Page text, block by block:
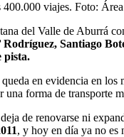
viajes. Foto:
del Valle de Aburrá
Rodríguez, Santiago
pista.
en evidencia en los
forma de transporte
de renovarse ni
, y hoy en día ya no es